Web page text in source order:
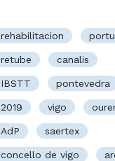
rehabilitacion
retube canalis
IBSTT pontevedra
2019 vigo
AdP saertex
concello de vigo